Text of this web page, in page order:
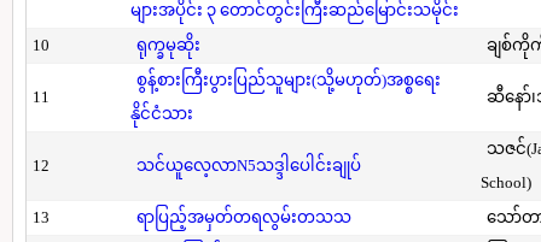
များအပိုင်း ၃ တောင်တွင်းကြီးဆည်မြောင်းသမိုင်း
10
ရုက္ခမုဆိုး ချစ်ကို
11
စွန့်စားကြီးပွားပြည်သူများ(သို့မဟုတ်)အစ္စရေး
နိုင်ငံသား
ဆီနော်၊
12 သင်ယူလေ့လာN5သဒ္ဒါပေါင်းချုပ်
သဇင်
School)
13
ရာပြည့်အမှတ်တရလွမ်းတသသ
သော်တ